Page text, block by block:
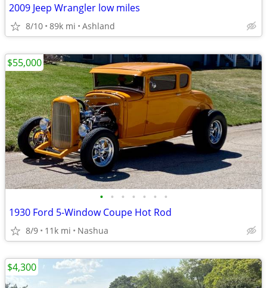
2009 Jeep Wrangler low miles
8/10 89k mi Ashland
• • • • • • •
1930 Ford 5-Window Coupe Hot Rod
8/9 11k mi Nashua
$55,000
$4,300